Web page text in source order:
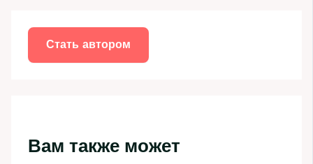
Стать автором
Вам также может